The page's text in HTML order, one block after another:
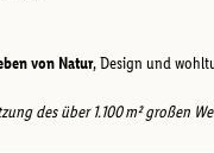
von Natur, Design und
des über 1.100 m² großen